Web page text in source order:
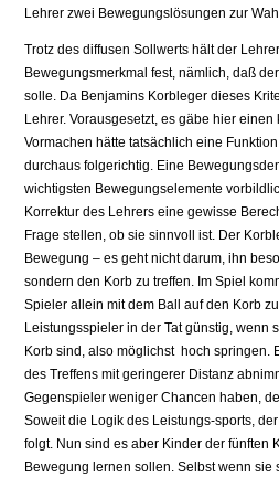
Lehrer zwei Bewegungslösungen zur
Trotz des diffusen Sollwerts hält der
Bewegungsmerkmal fest, nämlich, daß
solle. Da Benjamins Korbleger dieses
Lehrer. Vorausgesetzt, es gäbe hier
Vormachen hätte tatsächlich eine
durchaus folgerichtig. Eine
wichtigsten Bewegungselemente
Korrektur des Lehrers eine gewisse
Frage stellen, ob sie sinnvoll ist. Der
Bewegung – es geht nicht darum, ihn
sondern den Korb zu treffen. Im Spiel
Spieler allein mit dem Ball auf den Korb
Leistungsspieler in der Tat günstig, wenn
Korb sind, also möglichst hoch springen.
des Treffens mit geringerer Distanz
Gegenspieler weniger Chancen haben,
Soweit die Logik des Leistungs-sports,
folgt. Nun sind es aber Kinder der fünften
Bewegung lernen sollen. Selbst wenn sie